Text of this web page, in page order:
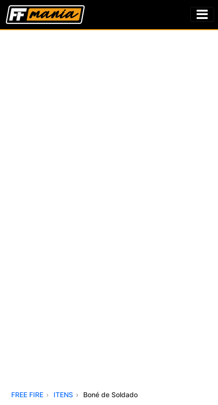
FREE FIRE ITENS Boné de Soldado